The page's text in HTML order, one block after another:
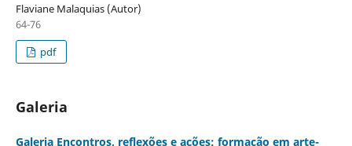
Flaviane Malaquias (Autor)
64-76
pdf
Galeria
Galeria Encontros, reflexões e ações: formação em arte-